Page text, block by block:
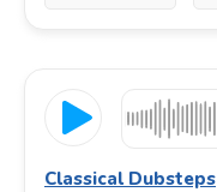
Classical Dubsteps